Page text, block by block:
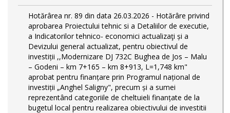
Hotărârea nr. 89 din data 26.03.2026 - Hotărâre privind
aprobarea Proiectului tehnic si a Detaliilor de executie,
a Indicatorilor tehnico- economici actualizaţi și a
Devizului general actualizat, pentru obiectivul de
investiții ,,Modernizare DJ 732C Bughea de Jos – Malu
– Godeni – km 7+165 – km 8+913, L=1,748 km"
aprobat pentru finanțare prin Programul național de
investiții „Anghel Saligny", precum și a sumei
reprezentând categoriile de cheltuieli finanțate de la
bugetul local pentru realizarea obiectivului de investitii